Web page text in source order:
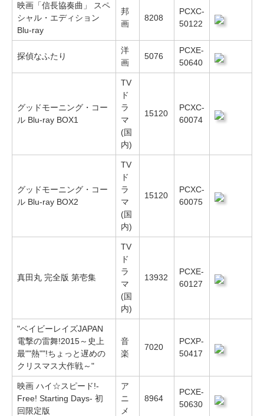
映画「信長協奏曲」 スペ
シャル・エディション
Blu-ray
邦
画
8208
PCXC-
50122
探偵なふたり
洋
画
5076
PCXE-
50640
グッドモーニング・コー
ル Blu-ray BOX1
TV
ド
ラ
マ
(国
内)
15120
PCXC-
60074
グッドモーニング・コー
ル Blu-ray BOX2
TV
ド
ラ
マ
(国
内)
15120
PCXC-
60075
真田丸 完全版 第壱集
TV
ド
ラ
マ
(国
内)
13932
PCXE-
60127
"ベイビーレイズJAPAN
電撃の雷舞!2015～史上
最""熱""!ちょっと遅めの
クリスマス大作戦～"
音
楽
7020
PCXP-
50417
映画 ハイ☆スピード!-
Free! Starting Days- 初
回限定版
ア
ニ
メ
8964
PCXE-
50630